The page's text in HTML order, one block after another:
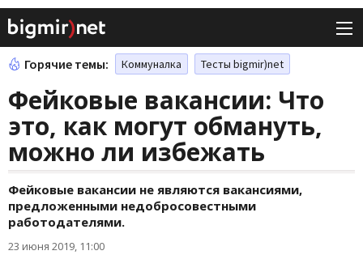
Горячие темы: Коммуналка Тесты bigmir)net
Фейковые вакансии: Что
это, как могут обмануть,
можно ли избежать
Фейковые вакансии не являются вакансиями,
предложенными недобросовестными
работодателями.
23 июня 2019, 11:00